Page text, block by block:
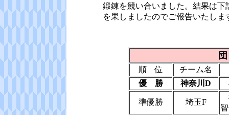
鍛錬を競い合いました。結果は
を果しましたのでご報告いたしま
順 位
チーム名
優 勝
神奈川D
準優勝 埼玉F